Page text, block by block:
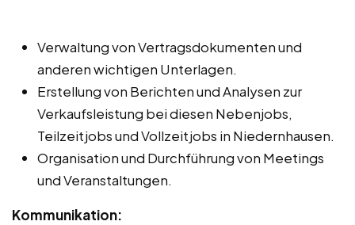
Verwaltung von Vertragsdokumenten und
anderen wichtigen Unterlagen.
Erstellung von Berichten und Analysen zur
Verkaufsleistung bei diesen Nebenjobs,
Teilzeitjobs und Vollzeitjobs in Niedernhausen.
Organisation und Durchführung von Meetings
und Veranstaltungen.
Kommunikation: